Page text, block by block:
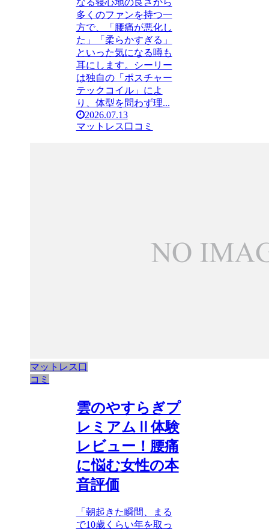
なる寝心地の良さから
多くのファンを持つ一
方で、「腰痛が悪化し
た」「柔らかすぎる」
といった気になる噂も
耳にします。シーリー
は独自の「ポスチャー
テックコイル」によ
り、体型を問わず理...
2026.07.13
マットレス口コミ
マットレス口
コミ
雲のやすらぎプ
レミアムⅡ体験
レビュー！腰痛
に悩む女性の本
音評価
「朝起きた瞬間、まる
で10歳くらい年を取っ